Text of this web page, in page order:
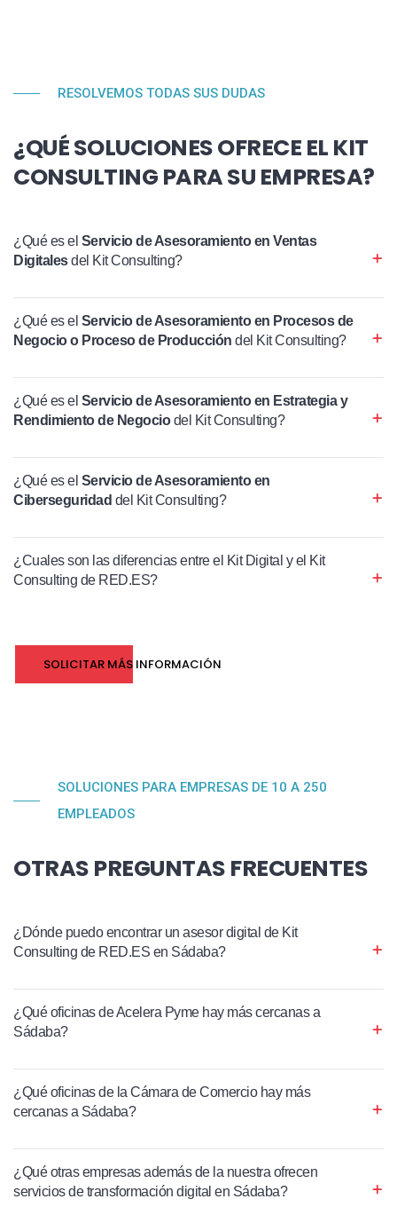
RESOLVEMOS TODAS SUS DUDAS
¿QUÉ SOLUCIONES OFRECE EL KIT
CONSULTING PARA SU EMPRESA?
¿Qué es el Servicio de Asesoramiento en Ventas
Digitalesdel Kit Consulting?
¿Qué es el Servicio de Asesoramiento en Procesos de
Negocio o Proceso de Producción del Kit Consulting?
¿Qué es el Servicio de Asesoramiento en Estrategia y
Rendimiento de Negociodel Kit Consulting?
¿Qué es el Servicio de Asesoramiento en
Ciberseguridad del Kit Consulting?
¿Cuales son las diferencias entre el Kit Digital y el Kit
Consulting de RED.ES?
SOLICITAR MÁS INFORMACIÓN
SOLUCIONES PARA EMPRESAS DE 10 A 250
EMPLEADOS
OTRAS PREGUNTAS FRECUENTES
¿Dónde puedo encontrar un asesor digital de Kit
Consulting de RED.ES en Sádaba?
¿Qué oficinas de Acelera Pyme hay más cercanas a
Sádaba?
¿Qué oficinas de la Cámara de Comercio hay más
cercanas a Sádaba?
¿Qué otras empresas además de la nuestra ofrecen
servicios de transformación digital en Sádaba?